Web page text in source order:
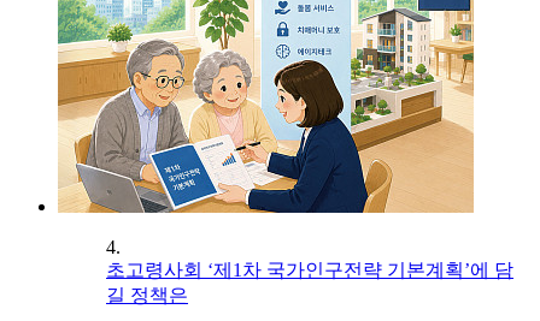
4.
초고령사회 ‘제1차 국가인구전략 기본계획’에 담
길 정책은